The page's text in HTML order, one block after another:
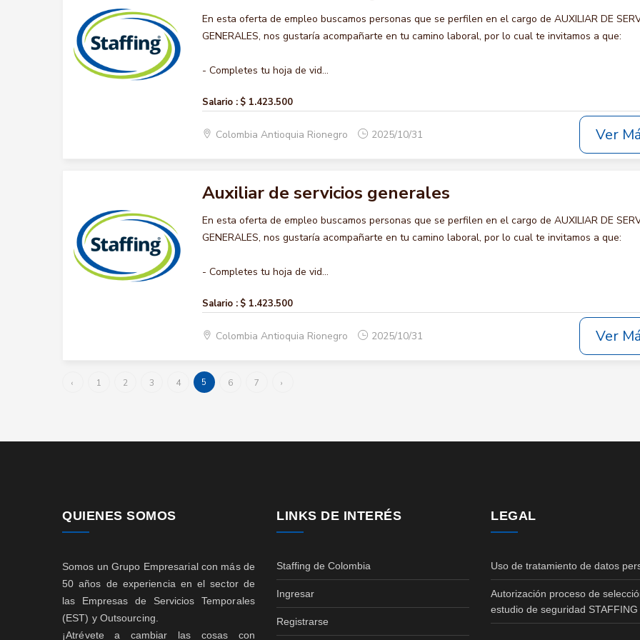
En esta oferta de empleo buscamos personas que se perfilen en el cargo de AUXILIAR DE
GENERALES, nos gustaría acompañarte en tu camino laboral, por lo cual te invitamos a que:
- Completes tu hoja de vid...
Salario : $ 1.423.500
Colombia Antioquia Rionegro 2025/10/31 Ver
Auxiliar de servicios generales
En esta oferta de empleo buscamos personas que se perfilen en el cargo de AUXILIAR DE
GENERALES, nos gustaría acompañarte en tu camino laboral, por lo cual te invitamos a que:
- Completes tu hoja de vid...
Salario : $ 1.423.500
Colombia Antioquia Rionegro 2025/10/31 Ver
‹ 1 2 3 4 5 6 7 ›
QUIENES SOMOS
Somos un Grupo Empresarial con más de
50 años de experiencia en el sector de
las Empresas de Servicios Temporales
(EST) y Outsourcing.
¡Atrévete a cambiar las cosas con
LINKS DE INTERÉS
Staffing de Colombia
Ingresar
Registrarse
LEGAL
Uso de tratamiento de datos
Autorización proceso de
estudio de seguridad STAFFING